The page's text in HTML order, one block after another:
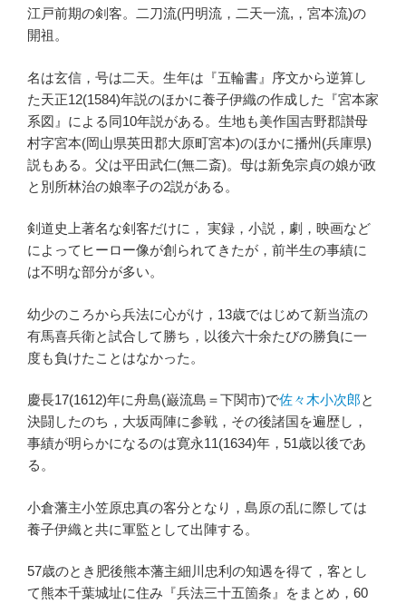
江戸前期の剣客。二刀流(円明流，二天一流,，宮本流)の
開祖。
名は玄信，号は二天。生年は『五輪書』序文から逆算し
た天正12(1584)年説のほかに養子伊織の作成した『宮本家
系図』による同10年説がある。生地も美作国吉野郡讃母
村字宮本(岡山県英田郡大原町宮本)のほかに播州(兵庫県)
説もある。父は平田武仁(無二斎)。母は新免宗貞の娘が政
と別所林治の娘率子の2説がある。
剣道史上著名な剣客だけに， 実録，小説，劇，映画など
によってヒーロー像が創られてきたが，前半生の事績に
は不明な部分が多い。
幼少のころから兵法に心がけ，13歳ではじめて新当流の
有馬喜兵衛と試合して勝ち，以後六十余たびの勝負に一
度も負けたことはなかった。
慶長17(1612)年に舟島(巌流島＝下関市)で佐々木小次郎と
決闘したのち，大坂両陣に参戦，その後諸国を遍歴し，
事績が明らかになるのは寛永11(1634)年，51歳以後であ
る。
小倉藩主小笠原忠真の客分となり，島原の乱に際しては
養子伊織と共に軍監として出陣する。
57歳のとき肥後熊本藩主細川忠利の知遇を得て，客とし
て熊本千葉城址に住み『兵法三十五箇条』をまとめ，60